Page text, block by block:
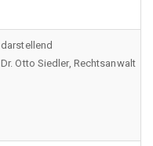
darstellend
Dr. Otto Siedler, Rechtsanwalt